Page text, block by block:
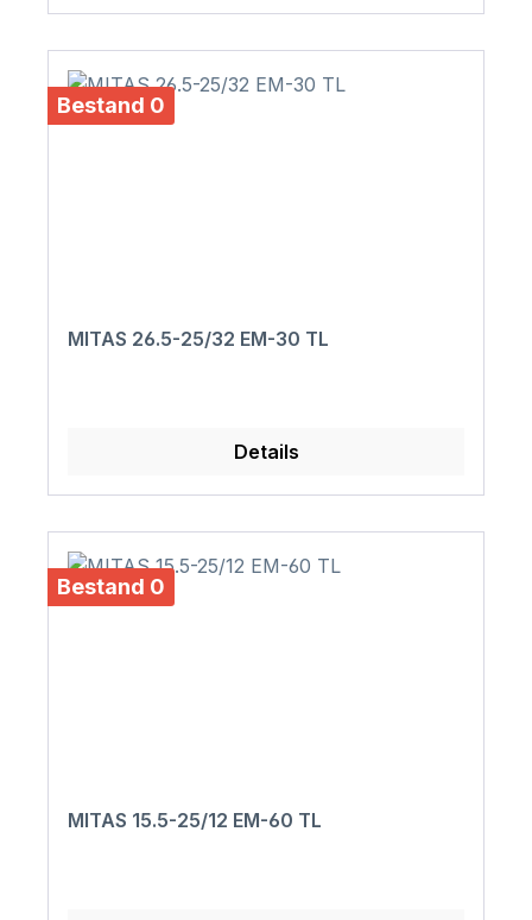
Bestand 0
MITAS 26.5-25/32 EM-30 TL
Details
Bestand 0
MITAS 15.5-25/12 EM-60 TL